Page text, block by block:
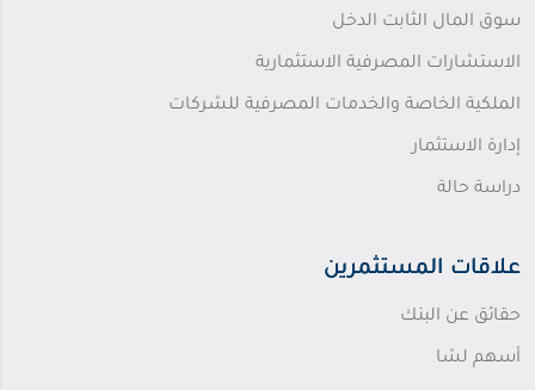
سوق المال الثابت الدخل
الاستشارات المصرفية الاستثمارية
الملكية الخاصة والخدمات المصرفية للشركات
إدارة الاستثمار
دراسة حالة
علاقات المستثمرين
حقائق عن البنك
أسهم لشا